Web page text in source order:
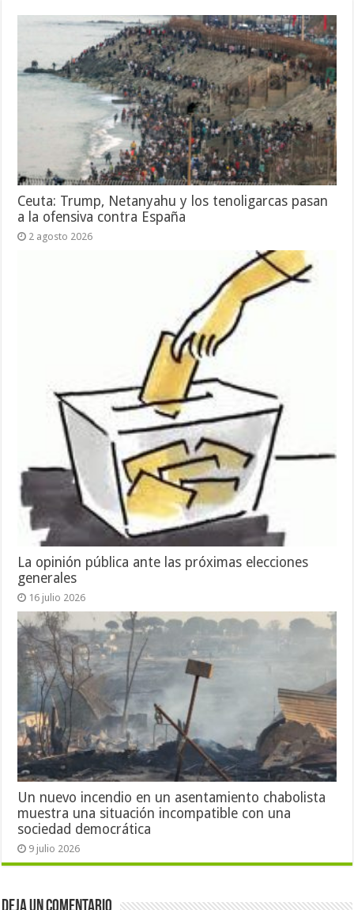
Ceuta: Trump, Netanyahu y los tenoligarcas pasan
a la ofensiva contra España
2 agosto 2026
La opinión pública ante las próximas elecciones
generales
16 julio 2026
Un nuevo incendio en un asentamiento chabolista
muestra una situación incompatible con una
sociedad democrática
9 julio 2026